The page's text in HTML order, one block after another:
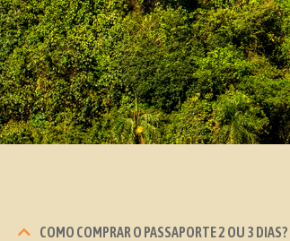
COMO COMPRAR O PASSAPORTE 2 OU 3 DIAS?